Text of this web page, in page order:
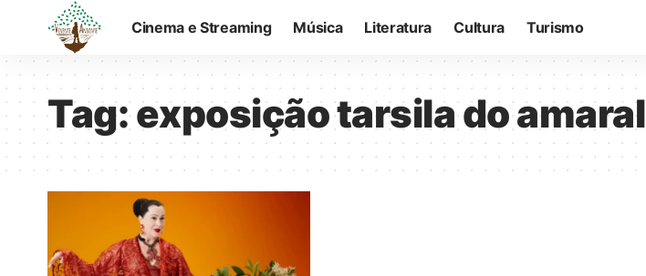
Cinema e Streaming Música Literatura Cultura Turismo
Tag:exposição tarsila do amaral